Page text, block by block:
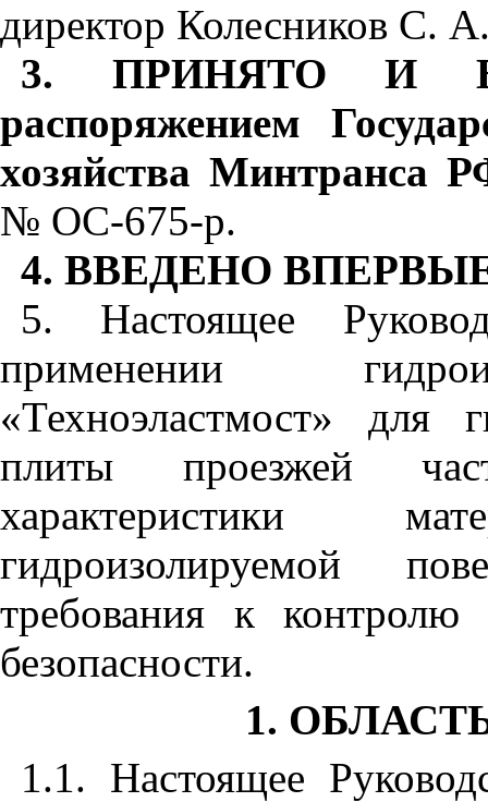
директор Колесников С.
3.
ПРИНЯТО И
распоряжением
хозяйства Минтранса
№ ОС-675-р.
4. ВВЕДЕНО
5. Настоящее
применении
«Техноэластмост» для
плиты проезжей
характеристики
гидроизолируемой
требования к
безопасности.
1.
1.1. Настоящее